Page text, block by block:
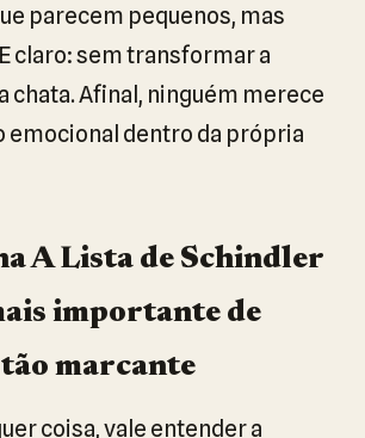
parecem pequenos, mas
claro: sem transformar a
chata. Afinal, ninguém merece
emocional dentro da própria
A Lista de Schindler
importante de
marcante
coisa, vale entender a